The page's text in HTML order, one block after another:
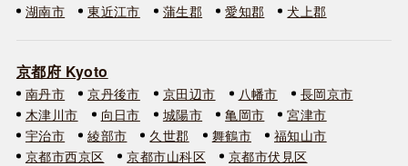
湖南市
東近江市 蒲生郡 愛知郡 犬上郡
京都府 Kyoto
南丹市 京丹後市 京田辺市 八幡市
長岡京市
木津川市
向日市 城陽市 亀岡市
宮津市
宇治市
綾部市 久世郡 舞鶴市
福知山市
京都市西京区
京都市山科区
京都市伏見区